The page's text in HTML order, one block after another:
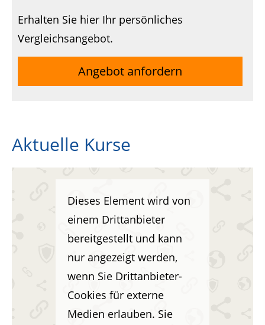
Erhalten Sie hier Ihr persönliches
Vergleichsangebot.
Angebot anfordern
Aktuelle Kurse
Dieses Element wird von
einem Drittanbieter
bereitgestellt und kann
nur angezeigt werden,
wenn Sie Drittanbieter-
Cookies für externe
Medien erlauben. Sie